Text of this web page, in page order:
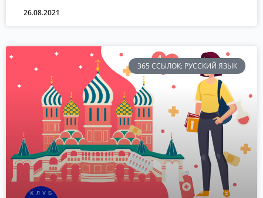
26.08.2021
365 ССЫЛОК: РУССКИЙ ЯЗЫК